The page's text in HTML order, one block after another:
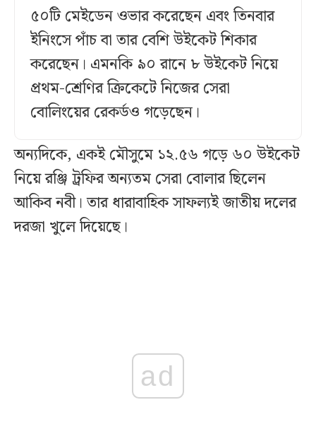
৫০টি মেইডেন ওভার করেছেন এবং তিনবার
ইনিংসে পাঁচ বা তার বেশি উইকেট শিকার
করেছেন। এমনকি ৯০ রানে ৮ উইকেট নিয়ে
প্রথম-শ্রেণির ক্রিকেটে নিজের সেরা
বোলিংয়ের রেকর্ডও গড়েছেন।
অন্যদিকে, একই মৌসুমে ১২.৫৬ গড়ে ৬০ উইকেট
নিয়ে রঞ্জি ট্রফির অন্যতম সেরা বোলার ছিলেন
আকিব নবী। তার ধারাবাহিক সাফল্যই জাতীয় দলের
দরজা খুলে দিয়েছে।
ad